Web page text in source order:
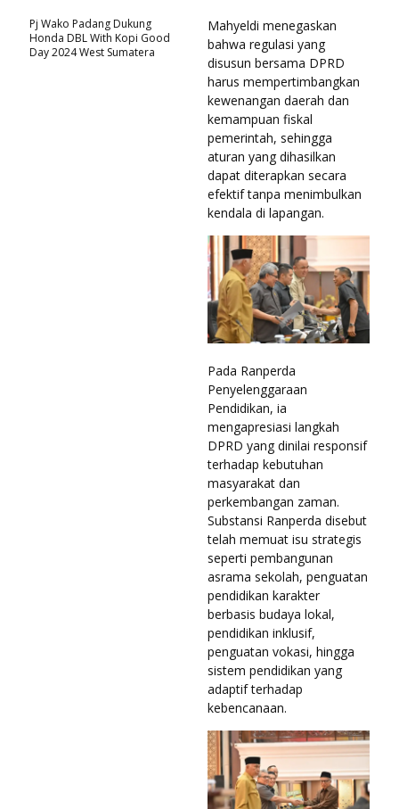
Mahyeldi menegaskan
bahwa regulasi yang
disusun bersama DPRD
harus mempertimbangkan
kewenangan daerah dan
kemampuan fiskal
pemerintah, sehingga
aturan yang dihasilkan
dapat diterapkan secara
efektif tanpa menimbulkan
kendala di lapangan.
Pada Ranperda
Penyelenggaraan
Pendidikan, ia
mengapresiasi langkah
DPRD yang dinilai responsif
terhadap kebutuhan
masyarakat dan
perkembangan zaman.
Substansi Ranperda disebut
telah memuat isu strategis
seperti pembangunan
asrama sekolah, penguatan
pendidikan karakter
berbasis budaya lokal,
pendidikan inklusif,
penguatan vokasi, hingga
sistem pendidikan yang
adaptif terhadap
kebencanaan.
Pj Wako Padang Dukung
Honda DBL With Kopi Good
Day 2024 West Sumatera